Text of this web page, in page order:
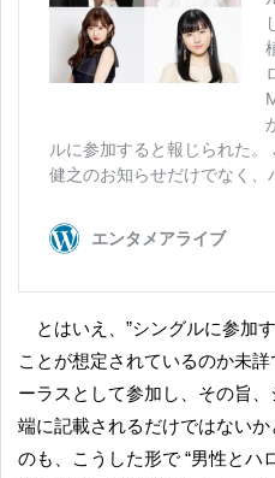
とはいえ、”シングルに参加する” といっても、どの程度の
ことが想定されているのか未
ーラスとして参加し、その旨
端に記載されるだけではない
のも、こうした形で “男性とハ